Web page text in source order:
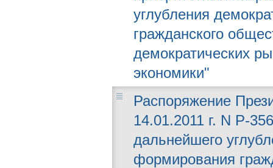
углубления
гражданского
демократических
экономики"
Распоряжение
14.01.2011 г. N Р-
дальнейшего
формирования